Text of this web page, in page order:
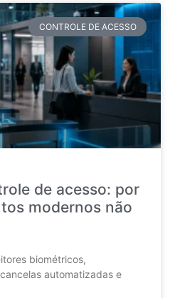
CONTROLE DE ACESSO
de acesso: por
modernos não
biométricos,
automatizadas e